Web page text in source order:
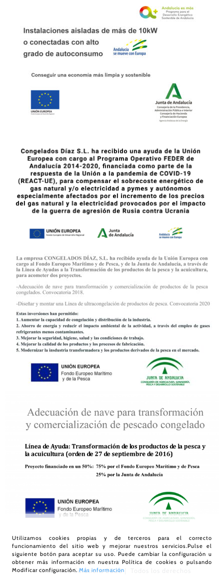
© Díaz Food Solutions2026 | Todos los derechos
Utilizamos cookies propias y de terceros para el correcto
funcionamiento del sitio web y mejorar nuestros servicios.Pulse el
siguiente botón para aceptar su uso. Puede cambiar la configuración u
obtener más información en nuestraPolítica de cookies o pulsando
Modificar configuración. Más información